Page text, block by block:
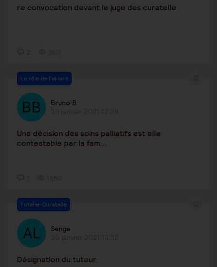
re convocation devant le juge des curatelle
Le rôle de l'aidant
Bruno B
Une décision des soins palliatifs est elle
contestable par la fam...
Tutelle-Curatelle
Senga
Désignation du tuteur